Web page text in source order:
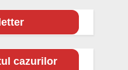
cazurilor